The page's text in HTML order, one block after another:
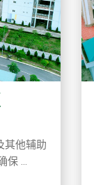
其他辅助
保 ...